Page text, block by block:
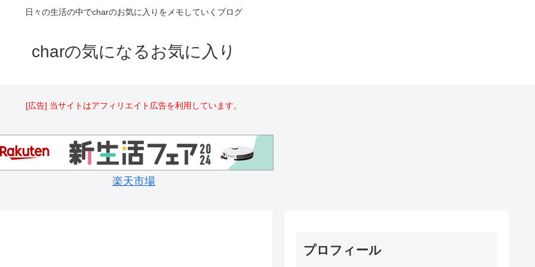
日々の生活の中でcharのお気に入りをメモしていくブログ
charの気になるお気に入り
[広告] 当サイトはアフィリエイト広告を利用しています。
楽天市場
プロフィール